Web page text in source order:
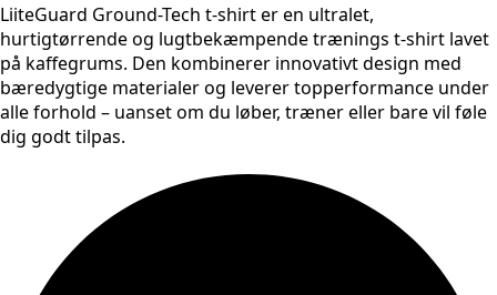
LiiteGuard Ground-Tech t-shirt er en ultralet,
hurtigtørrende og lugtbekæmpende trænings t-shirt lavet
på kaffegrums. Den kombinerer innovativt design med
bæredygtige materialer og leverer topperformance under
alle forhold – uanset om du løber, træner eller bare vil føle
dig godt tilpas.